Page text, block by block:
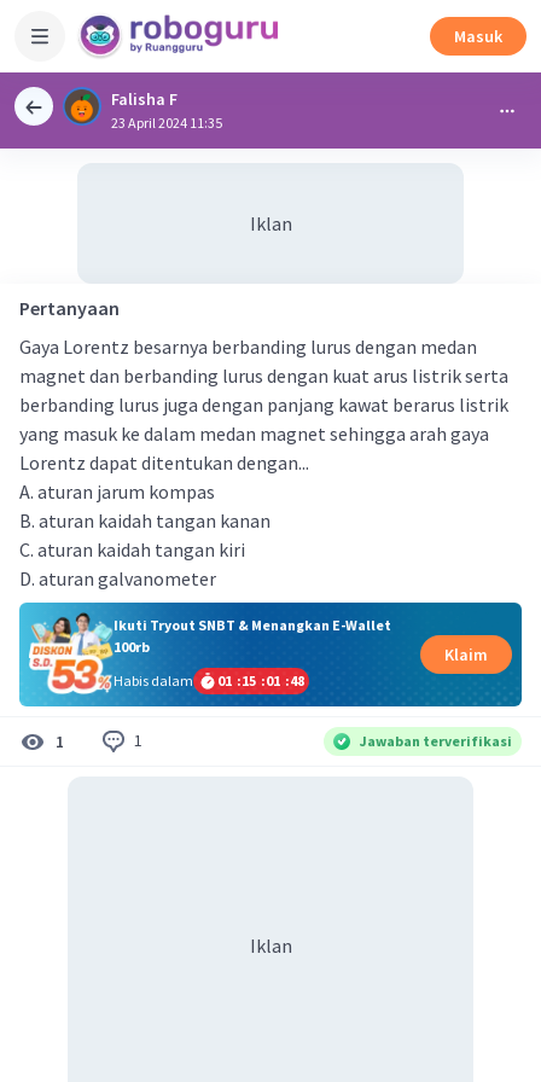
Masuk
Falisha F
23 April 2024 11:35
Iklan
Pertanyaan
Gaya Lorentz besarnya berbanding lurus dengan medan
magnet dan berbanding lurus dengan kuat arus listrik serta
berbanding lurus juga dengan panjang kawat berarus listrik
yang masuk ke dalam medan magnet sehingga arah gaya
Lorentz dapat ditentukan dengan...
A. aturan jarum kompas
B. aturan kaidah tangan kanan
C. aturan kaidah tangan kiri
D. aturan galvanometer
Ikuti Tryout SNBT & Menangkan E-Wallet
100rb
Habis dalam
01 :15 :01 :48
Klaim
1 1 Jawaban terverifikasi
Iklan